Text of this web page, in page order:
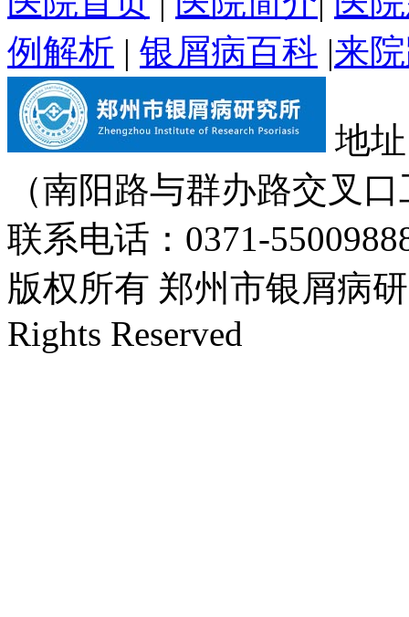
例解析 | 银屑病百科 |来
地
（南阳路与群办路交叉
联系电话：0371-
版权所有 郑州市银屑病
Rights Reserved